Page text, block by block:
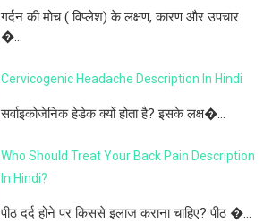
गर्दन की मोच ( विप्लेश) के लक्षण, कारण और उपचार
�...
Cervicogenic Headache Description In Hindi
सर्वाइकोजेनिक हेडेक क्यों होता है? इसके लक्ष�...
Who Should Treat Your Back Pain Description
In Hindi?
पीठ दर्द होने पर किससे इलाज कराना चाहिए? पीठ �...